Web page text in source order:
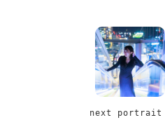
next portrait